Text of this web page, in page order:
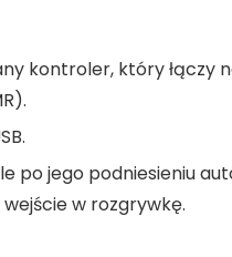
kontroler, który łączy
po jego podniesieniu
w rozgrywkę.